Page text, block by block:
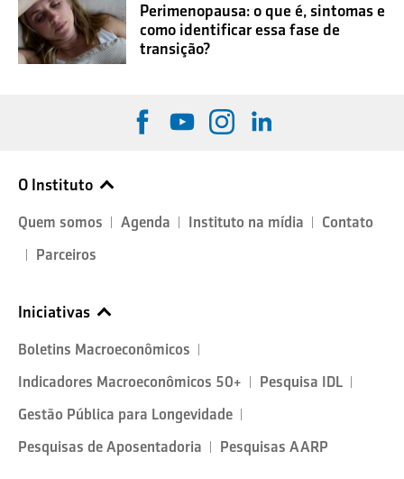
Perimenopausa: o que é, sintomas e
como identificar essa fase de
transição?
O Instituto
Quem somos Agenda Instituto na mídia
Contato
Parceiros
Iniciativas
Boletins Macroeconômicos
Indicadores Macroeconômicos 50+
Pesquisa IDL
Gestão Pública para Longevidade
Pesquisas de Aposentadoria
Pesquisas AARP